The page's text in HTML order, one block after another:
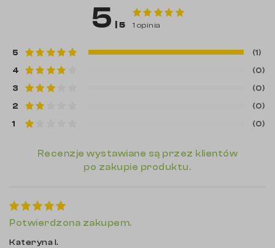
5 | 5 1 opinia
5
(1)
4
(0)
3
(0)
2
(0)
1
(0)
Recenzje wystawiane są przez klientów
po zakupie produktu.
Potwierdzona zakupem.
Kateryna I.